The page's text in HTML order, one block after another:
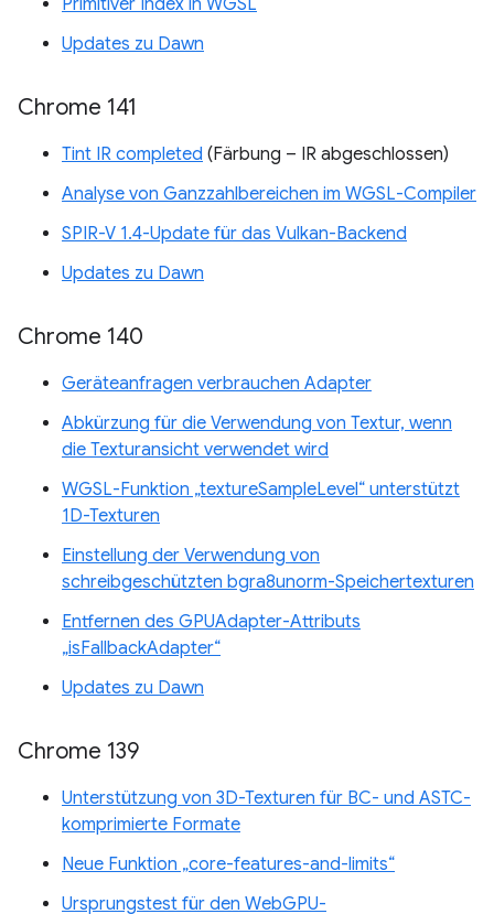
Primitiver Index in WGSL
Updates zu Dawn
Chrome 141
Tint IR completed (Färbung – IR abgeschlossen)
Analyse von Ganzzahlbereichen im WGSL-Compiler
SPIR-V 1.4-Update für das Vulkan-Backend
Updates zu Dawn
Chrome 140
Geräteanfragen verbrauchen Adapter
Abkürzung für die Verwendung von Textur, wenn
die Texturansicht verwendet wird
WGSL-Funktion „textureSampleLevel“ unterstützt
1D-Texturen
Einstellung der Verwendung von
schreibgeschützten bgra8unorm-Speichertexturen
Entfernen des GPUAdapter-Attributs
„isFallbackAdapter“
Updates zu Dawn
Chrome 139
Unterstützung von 3D-Texturen für BC- und ASTC-
komprimierte Formate
Neue Funktion „core-features-and-limits“
Ursprungstest für den WebGPU-